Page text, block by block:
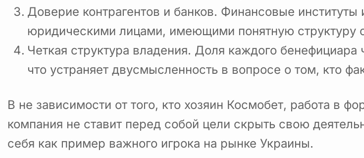
Доверие контрагентов и банков. Финансовые
юридическими лицами, имеющими понятную структуру
Четкая структура владения. Доля каждого
что устраняет двусмысленность в вопросе о том, кто
В не зависимости от того, кто хозяин Космобет, работа в
компания не ставит перед собой цели скрыть свою
себя как пример важного игрока на рынке Украины.